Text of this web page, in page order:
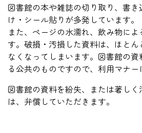
図書館の本や雑誌の切り取り、書
け・シール貼りが多発しています。
また、ページの水濡れ、飲み物に
す。破損・汚損した資料は、ほとん
なくなってしまいます。図書館の
る公共のものですので、利用マナー
図書館の資料を紛失、または著しく
は、弁償していただきます。